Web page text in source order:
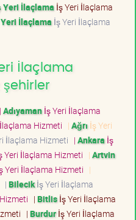
Yeri İlaçlama İş Yeri İlaçlama
İlaçlama İş Yeri İlaçlama
İlaçlama
şehirler
| Adıyamanİş Yeri İlaçlama
Hizmeti | Ağrı İş Yeri
İlaçlama Hizmeti | Ankara İş
Yeri İlaçlama Hizmeti | Artvin
Yeri İlaçlama Hizmeti |
| Bilecikİş Yeri İlaçlama
| Bitlisİş Yeri İlaçlama
| Burdurİş Yeri İlaçlama